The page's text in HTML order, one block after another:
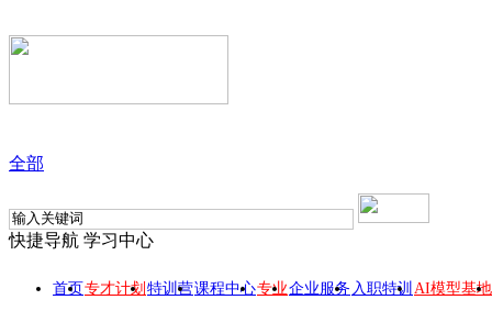
全部
快捷导航 学习中心
首页专才计划 特训营课程中心专业企业服务 入职特训 AI模型基地